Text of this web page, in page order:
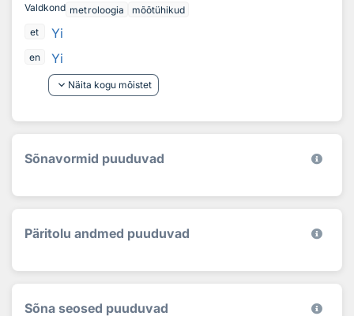
Valdkond metroloogia
mõõtühikud
et
Yi
en
Yi
keyboard_arrow_down Näita kogu mõistet
Sõnavormid puuduvad
Päritolu andmed puuduvad
Sõna seosed puuduvad